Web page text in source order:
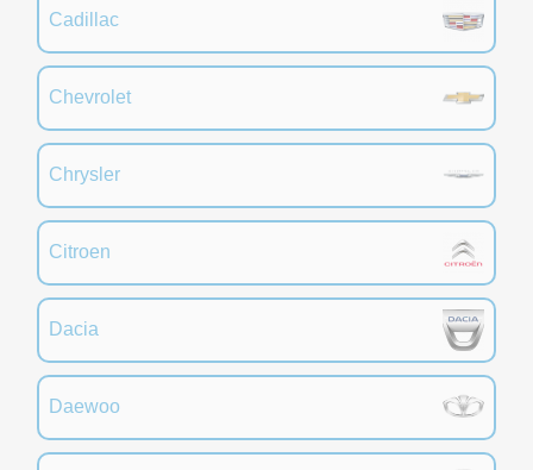
Cadillac
Chevrolet
Chrysler
Citroen
Dacia
Daewoo